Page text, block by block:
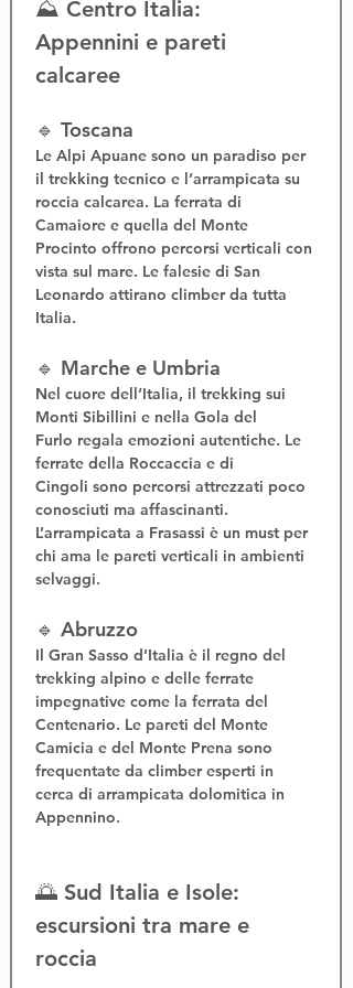
⛰️ Centro Italia:
Appennini e pareti
calcaree
🔹 Toscana
Le Alpi Apuane sono un paradiso per
il trekking tecnico e l’arrampicata su
roccia calcarea. La ferrata di
Camaiore e quella del Monte
Procinto offrono percorsi verticali con
vista sul mare. Le falesie di San
Leonardo attirano climber da tutta
Italia.
🔹 Marche e Umbria
Nel cuore dell’Italia, il trekking sui
Monti Sibillini e nella Gola del
Furlo regala emozioni autentiche. Le
ferrate della Roccaccia e di
Cingoli sono percorsi attrezzati poco
conosciuti ma affascinanti.
L’arrampicata a Frasassi è un must per
chi ama le pareti verticali in ambienti
selvaggi.
🔹 Abruzzo
Il Gran Sasso d’Italia è il regno del
trekking alpino e delle ferrate
impegnative come la ferrata del
Centenario. Le pareti del Monte
Camicia e del Monte Prena sono
frequentate da climber esperti in
cerca di arrampicata dolomitica in
Appennino.
🌅 Sud Italia e Isole:
escursioni tra mare e
roccia